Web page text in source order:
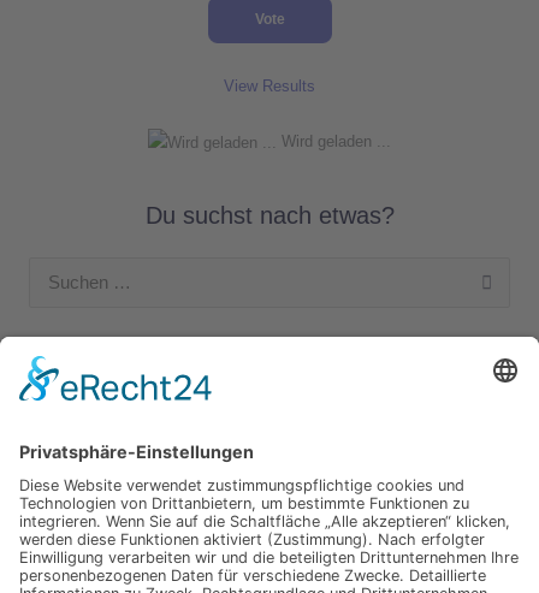
View Results
Wird geladen ...
Du suchst nach etwas?
Suchen
Unsere Kategorien
Apple Intern
Apple Software
Nützliches Apple Zubehör
Gut zu wissen
iPad und iPod